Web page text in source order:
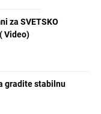
za SVETSKO
Video)
gradite stabilnu